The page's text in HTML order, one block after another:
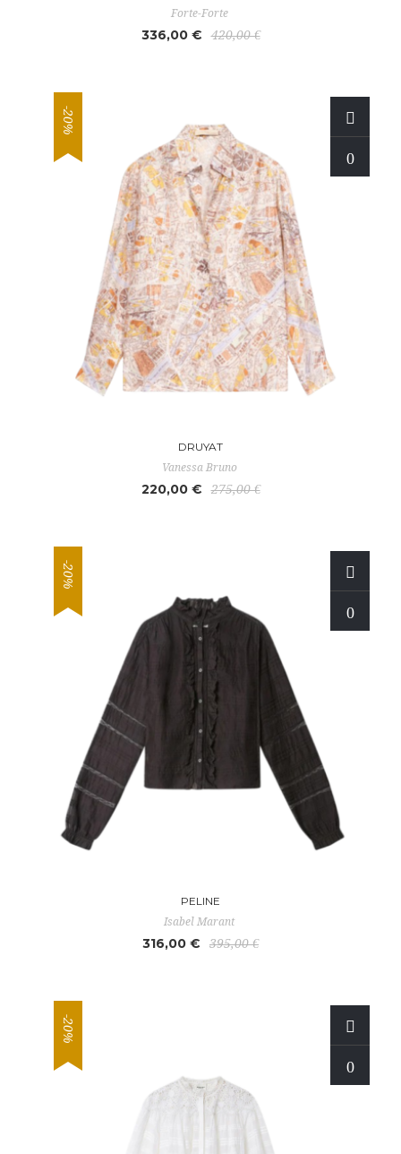
Forte-Forte
336,00 € 420,00 €
-20%
DRUYAT
Vanessa Bruno
220,00 € 275,00 €
-20%
PELINE
Isabel Marant
316,00 € 395,00 €
-20%